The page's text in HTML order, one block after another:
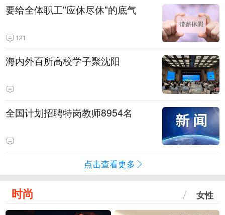
要给全体职工"应休尽休"的底气
121
海内外百所高校学子聚沈阳
全国计划招聘特岗教师8954名
点击查看更多
时尚 女性